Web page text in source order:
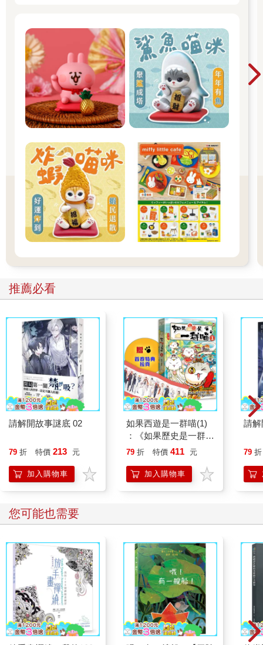
推薦必看
請解開故事謎底 02
79 折 特價 213 元
加入購物車
如果西遊是一群喵(1)
：《如果歷史是一群
喵》作者最新力作，附
79 折 特價 411 元
加入購物車
請解
79 折
您可能也需要